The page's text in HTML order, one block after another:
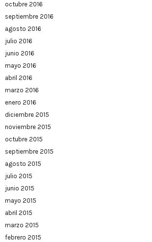
octubre 2016
septiembre 2016
agosto 2016
julio 2016
junio 2016
mayo 2016
abril 2016
marzo 2016
enero 2016
diciembre 2015
noviembre 2015
octubre 2015
septiembre 2015
agosto 2015
julio 2015
junio 2015
mayo 2015
abril 2015
marzo 2015
febrero 2015